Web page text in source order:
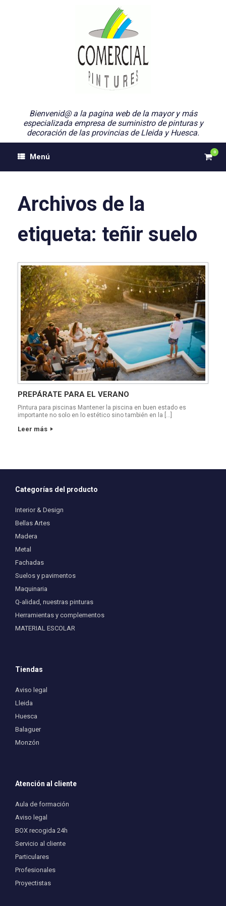
Bienvenid@ a la pagina web de la mayor y más
especializada empresa de suministro de pinturas y
decoración de las provincias de Lleida y Huesca.
Menú
Ver
0
Archivos de la
etiqueta: teñir suelo
PREPÁRATE PARA EL VERANO
Pintura para piscinas Mantener la piscina en buen estado es
importante no solo en lo estético sino también en la […]
Leer más
Categorías del producto
Interior & Design
Bellas Artes
Madera
Metal
Fachadas
Suelos y pavimentos
Maquinaria
Q-alidad, nuestras pinturas
Herramientas y complementos
MATERIAL ESCOLAR
Tiendas
Aviso legal
Lleida
Huesca
Balaguer
Monzón
Atención al cliente
Aula de formación
Aviso legal
BOX recogida 24h
Servicio al cliente
Particulares
Profesionales
Proyectistas